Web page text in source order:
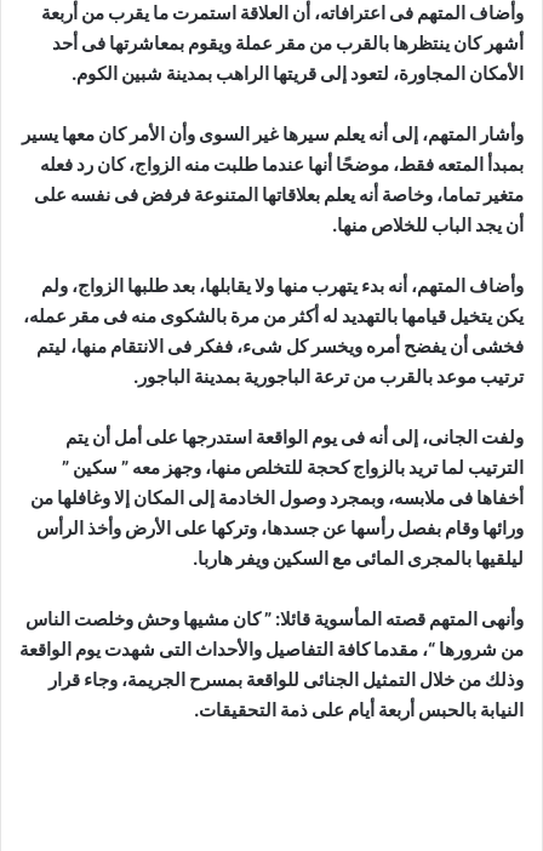
وأضاف المتهم فى اعترافاته، أن العلاقة استمرت ما يقرب من أربعة
أشهر كان ينتظرها بالقرب من مقر عملة ويقوم بمعاشرتها فى أحد
الأمكان المجاورة، لتعود إلى قريتها الراهب بمدينة شبين الكوم.
وأشار المتهم، إلى أنه يعلم سيرها غير السوى وأن الأمر كان معها يسير
بمبدأ المتعه فقط، موضحًا أنها عندما طلبت منه الزواج، كان رد فعله
متغير تماما، وخاصة أنه يعلم بعلاقاتها المتنوعة فرفض فى نفسه على
أن يجد الباب للخلاص منها.
وأضاف المتهم، أنه بدء يتهرب منها ولا يقابلها، بعد طلبها الزواج، ولم
يكن يتخيل قيامها بالتهديد له أكثر من مرة بالشكوى منه فى مقر عمله،
فخشى أن يفضح أمره ويخسر كل شىء، ففكر فى الانتقام منها، ليتم
ترتيب موعد بالقرب من ترعة الباجورية بمدينة الباجور .
ولفت الجانى، إلى أنه فى يوم الواقعة استدرجها على أمل أن يتم
الترتيب لما تريد بالزواج كحجة للتخلص منها، وجهز معه ” سكين ”
أخفاها فى ملابسه، وبمجرد وصول الخادمة إلى المكان إلا وغافلها من
ورائها وقام بفصل رأسها عن جسدها، وتركها على الأرض وأخذ الرأس
ليلقيها بالمجرى المائى مع السكين ويفر هاربا.
وأنهى المتهم قصته المأسوية قائلا: ” كان مشيها وحش وخلصت الناس
من شرورها “، مقدما كافة التفاصيل والأحداث التى شهدت يوم الواقعة
وذلك من خلال التمثيل الجنائى للواقعة بمسرح الجريمة، وجاء قرار
النيابة بالحبس أربعة أيام على ذمة التحقيقات.